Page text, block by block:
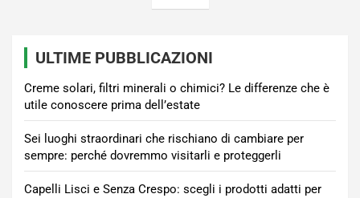
ULTIME PUBBLICAZIONI
Creme solari, filtri minerali o chimici? Le differenze che è
utile conoscere prima dell’estate
Sei luoghi straordinari che rischiano di cambiare per
sempre: perché dovremmo visitarli e proteggerli
Capelli Lisci e Senza Crespo: scegli i prodotti adatti per